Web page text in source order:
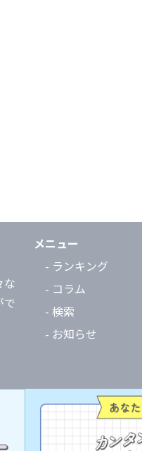
な
で
メニュー
- ランキング
- コラム
- 検索
- お知らせ